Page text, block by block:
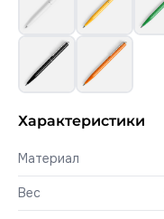
Характеристики
Материал
Вес